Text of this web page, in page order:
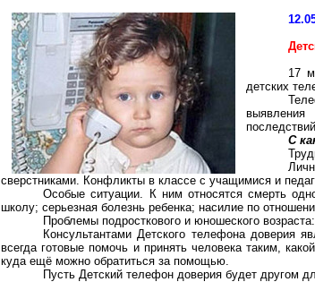
17
детских
выявления
С
сверстниками. Конфликты в классе с учащимися и
Особые ситуации. К ним относятся смерть
школу; серьезная болезнь ребенка; насилие по
Проблемы подросткового и юношеского
Консультантами Детского телефона доверия
всегда готовые помочь и принять человека таким,
куда ещё можно обратиться за помощью.
Пусть Детский телефон доверия будет другом